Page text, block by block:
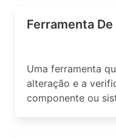
Ferramenta
Uma ferramenta
alteração e a
componente ou